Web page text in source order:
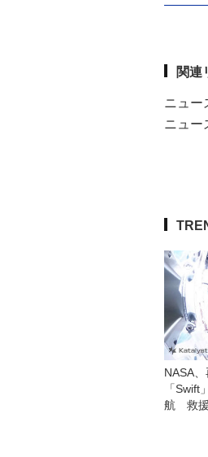
関連
ニュー
ニュー
NASA
「Swift
航 救援